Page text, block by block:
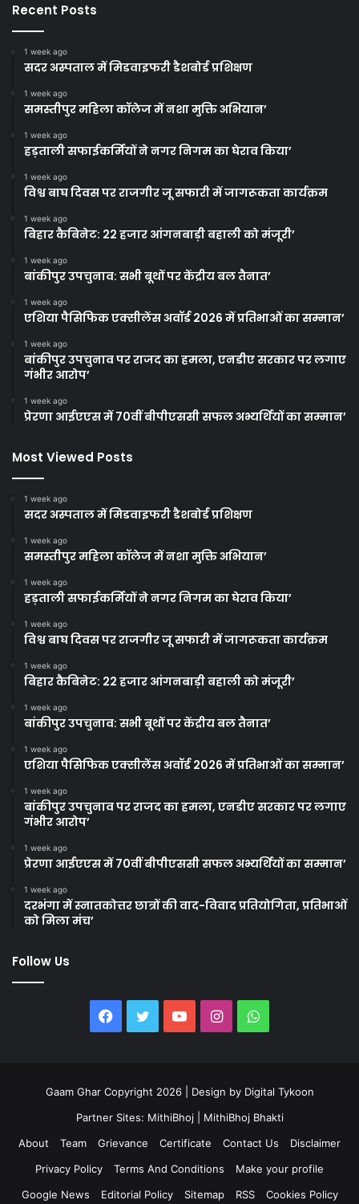
Recent Posts
1 week ago
सदर अस्पताल में मिडवाइफरी डैशबोर्ड प्रशिक्षण
1 week ago
समस्तीपुर महिला कॉलेज में नशा मुक्ति अभियान’
1 week ago
हड़ताली सफाईकर्मियों ने नगर निगम का घेराव किया’
1 week ago
विश्व बाघ दिवस पर राजगीर जू सफारी में जागरूकता कार्यक्रम
1 week ago
बिहार कैबिनेट: 22 हजार आंगनबाड़ी बहाली को मंजूरी’
1 week ago
बांकीपुर उपचुनाव: सभी बूथों पर केंद्रीय बल तैनात’
1 week ago
एशिया पैसिफिक एक्सीलेंस अवॉर्ड 2026 में प्रतिभाओं का सम्मान’
1 week ago
बांकीपुर उपचुनाव पर राजद का हमला, एनडीए सरकार पर लगाए
गंभीर आरोप’
1 week ago
प्रेरणा आईएएस में 70वीं बीपीएससी सफल अभ्यर्थियों का सम्मान’
Most Viewed Posts
1 week ago
सदर अस्पताल में मिडवाइफरी डैशबोर्ड प्रशिक्षण
1 week ago
समस्तीपुर महिला कॉलेज में नशा मुक्ति अभियान’
1 week ago
हड़ताली सफाईकर्मियों ने नगर निगम का घेराव किया’
1 week ago
विश्व बाघ दिवस पर राजगीर जू सफारी में जागरूकता कार्यक्रम
1 week ago
बिहार कैबिनेट: 22 हजार आंगनबाड़ी बहाली को मंजूरी’
1 week ago
बांकीपुर उपचुनाव: सभी बूथों पर केंद्रीय बल तैनात’
1 week ago
एशिया पैसिफिक एक्सीलेंस अवॉर्ड 2026 में प्रतिभाओं का सम्मान’
1 week ago
बांकीपुर उपचुनाव पर राजद का हमला, एनडीए सरकार पर लगाए
गंभीर आरोप’
1 week ago
प्रेरणा आईएएस में 70वीं बीपीएससी सफल अभ्यर्थियों का सम्मान’
1 week ago
दरभंगा में स्नातकोत्तर छात्रों की वाद-विवाद प्रतियोगिता, प्रतिभाओं
को मिला मंच’
Follow Us
Facebook
TwitterYouTubeInstagramWhatsApp
Gaam Ghar Copyright 2026 | Design by Digital Tykoon
Partner Sites: MithiBhoj
MithiBhoj Bhakti
About
Team Grievance Certificate Contact Us
Disclaimer
Privacy Policy
Terms And Conditions
Make your profile
Google News
Editorial Policy Sitemap RSS Cookies Policy